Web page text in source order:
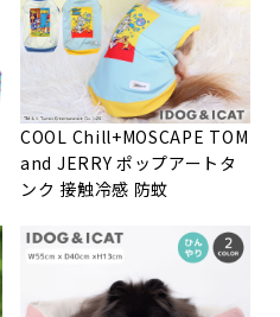
COOL Chill+MOSCAPE TOM
and JERRY ポップアートタ
ンク 接触冷感 防蚊